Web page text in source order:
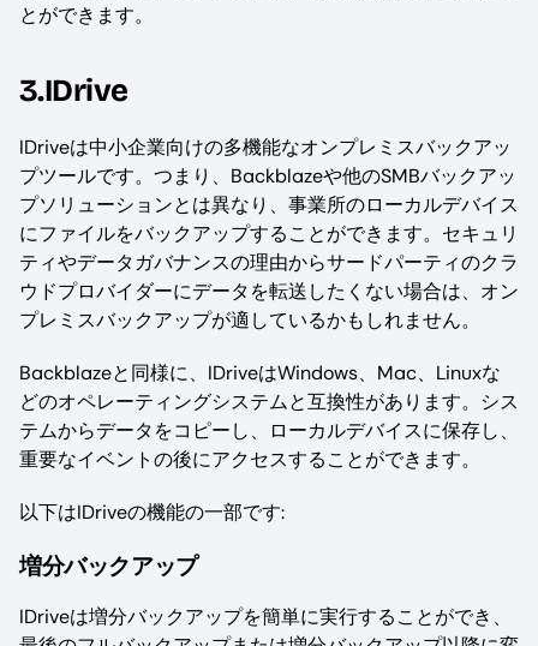
とができます。
3.IDrive
IDriveは中小企業向けの多機能なオンプレミスバックアッ
プツールです。つまり、Backblazeや他のSMBバックアッ
プソリューションとは異なり、事業所のローカルデバイス
にファイルをバックアップすることができます。セキュリ
ティやデータガバナンスの理由からサードパーティのクラ
ウドプロバイダーにデータを転送したくない場合は、オン
プレミスバックアップが適しているかもしれません。
Backblazeと同様に、IDriveはWindows、Mac、Linuxな
どのオペレーティングシステムと互換性があります。シス
テムからデータをコピーし、ローカルデバイスに保存し、
重要なイベントの後にアクセスすることができます。
以下はIDriveの機能の一部です:
増分バックアップ
IDriveは増分バックアップを簡単に実行することができ、